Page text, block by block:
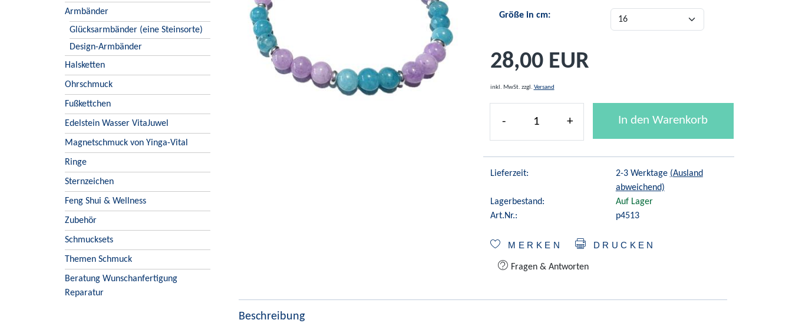
Armbänder
Glücksarmbänder (eine Steinsorte)
Design-Armbänder
Halsketten
Ohrschmuck
Fußkettchen
Edelstein Wasser VitaJuwel
Magnetschmuck von Yinga-Vital
Ringe
Sternzeichen
Feng Shui & Wellness
Zubehör
Schmucksets
Themen Schmuck
Beratung Wunschanfertigung
Reparatur
Größe in cm:
28,00 EUR
inkl. MwSt. zzgl. Versand
- + In den Warenkorb
Lieferzeit: 2-3 Werktage (Ausland
abweichend)
Lagerbestand:
Auf Lager
Art.Nr.:
p4513
MERKEN DRUCKEN
Fragen & Antworten
Beschreibung